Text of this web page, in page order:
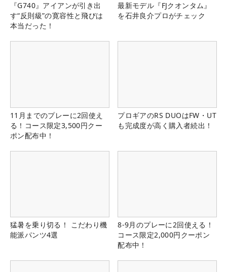
『G740』アイアンが引き出
す“反則級”の寛容性と飛びは
本当だった！
最新モデル『FJクオンタム』
を石井良介プロがチェック
11月までのプレーに2回使え
る！コース限定3,500円クー
ポン配布中！
プロギアのRS DUOはFW・UT
も完成度が高く購入者続出！
猛暑を乗り切る！ こだわり機
能派パンツ4選
8-9月のプレーに2回使える！
コース限定2,000円クーポン
配布中！